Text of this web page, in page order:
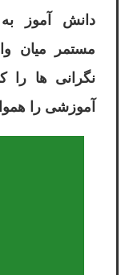
دانش آموز
مستمر میان
نگرانی ها
آموزشی را